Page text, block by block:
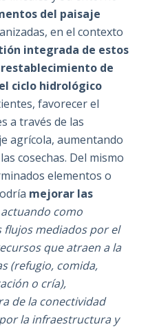
del paisaje
en el contexto
integrada de estos
de
ciclo hidrológico
favorecer el
a través de las
agrícola, aumentando
cosechas. Del mismo
elementos o
mejorar las
actuando como
flujos mediados por el
que atraen a la
(refugio, comida,
o cría),
de la conectividad
la infraestructura y